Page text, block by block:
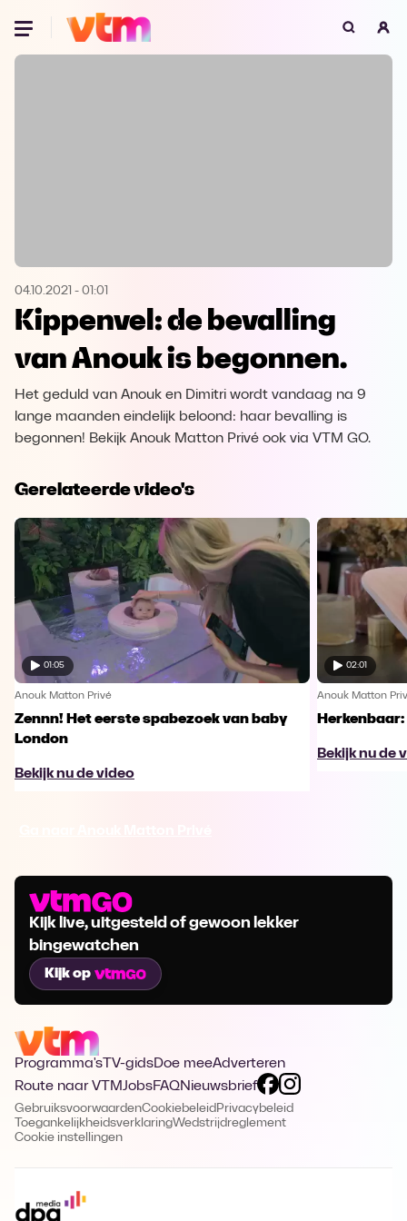
Oeps, browser niet ondersteund
Microsoft Edge Download
Opera Download
04.10.2021 - 01:01
Kippenvel: de bevalling
van Anouk is begonnen.
Het geduld van Anouk en Dimitri wordt vandaag na 9
lange maanden eindelijk beloond: haar bevalling is
begonnen! Bekijk Anouk Matton Privé ook via VTM GO.
Gerelateerde video's
01:05
Anouk Matton Privé
Zennn! Het eerste spabezoek van baby
London
Bekijk nu de video
02:01
Anouk Matton
Bekijk nu de
Kijk live, uitgesteld of gewoon lekker
bingewatchen
Kijk op
Programma's TV-gidsDoe meeAdverteren
Route naar VTMJobsFAQNieuwsbrief
GebruiksvoorwaardenCookiebeleid Privacybeleid
ToegankelijkheidsverklaringWedstrijdreglement
Cookie instellingen